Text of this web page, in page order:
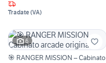
Tradate(VA)
6
🎯 RANGER MISSION – Cabinato